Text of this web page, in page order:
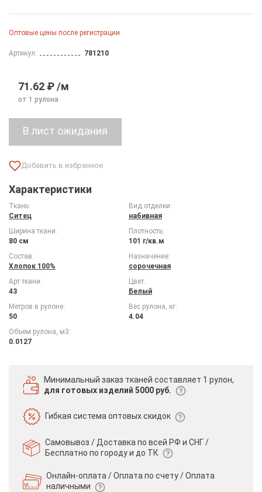
Оптовые цены после регистрации
Артикул: 781210
71.62 ₽ /м
от 1 рулона
Характеристики
Ткань:
Ситец
Вид отделки:
набивная
Ширина ткани:
80 см
Плотность:
101 г/кв.м
Состав:
Хлопок 100%
Назначение:
сорочечная
Арт ткани:
43
Цвет:
Белый
Метров в рулоне:
50
Вес рулона, кг:
4.04
Объем рулона, м3:
0.0127
Минимальный заказ тканей составляет 1 рулон,
для готовых изделий 5000 руб.
Гибкая системаоптовых скидок
Самовывоз / Доставка по всей РФ и СНГ /
Бесплатно по городу и до ТК
Онлайн-оплата / Оплата по счету /Оплата
наличными